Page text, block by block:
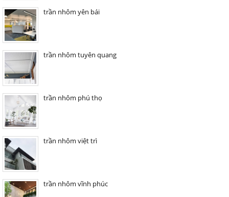
trần nhôm yên bái
trần nhôm tuyên quang
trần nhôm phú thọ
trần nhôm việt trì
trần nhôm vĩnh phúc